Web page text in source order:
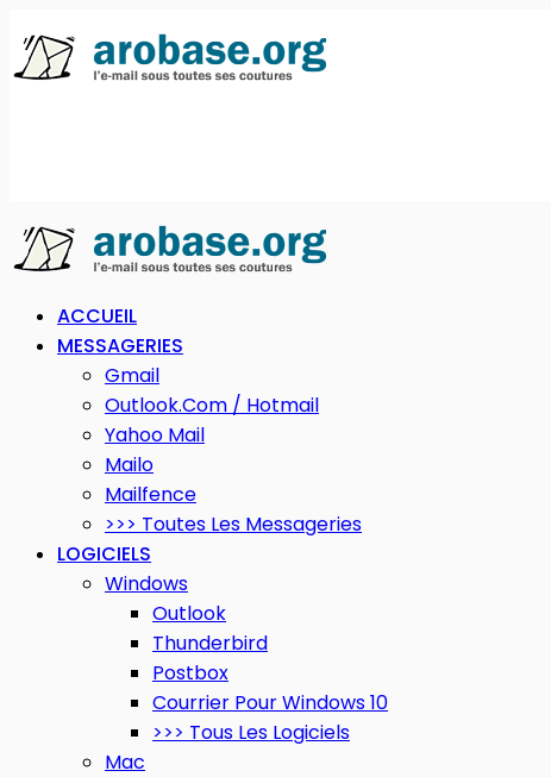
ACCUEIL
MESSAGERIES
Gmail
Outlook.com / Hotmail
Yahoo Mail
Mailo
Mailfence
>>> Toutes Les Messageries
LOGICIELS
Windows
Outlook
Thunderbird
Postbox
Courrier Pour Windows 10
>>> Tous Les Logiciels
Mac